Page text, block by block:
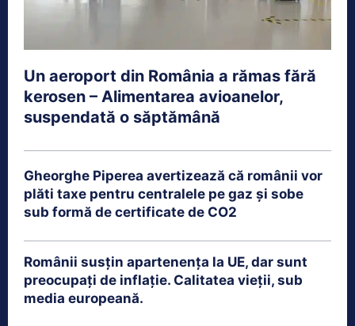
Un aeroport din România a rămas fără
kerosen – Alimentarea avioanelor,
suspendată o săptămână
Gheorghe Piperea avertizează că românii vor
plăti taxe pentru centralele pe gaz și sobe
sub formă de certificate de CO2
Românii susțin apartenența la UE, dar sunt
preocupați de inflație. Calitatea vieții, sub
media europeană.